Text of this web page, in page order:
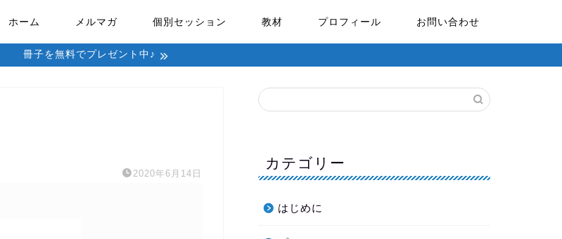
ホーム メルマガ 個別セッション 教材 プロフィール お問い合わせ
冊子を無料でプレゼント中♪
2020年6月14日
カテゴリー
はじめに